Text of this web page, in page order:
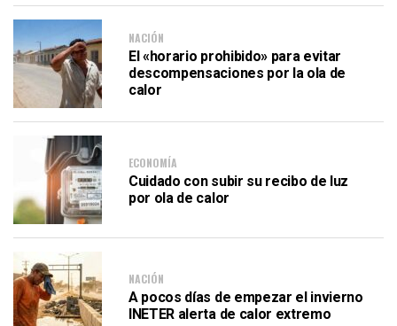
NACIÓN
El «horario prohibido» para evitar
descompensaciones por la ola de
calor
ECONOMÍA
Cuidado con subir su recibo de luz
por ola de calor
NACIÓN
A pocos días de empezar el invierno
INETER alerta de calor extremo